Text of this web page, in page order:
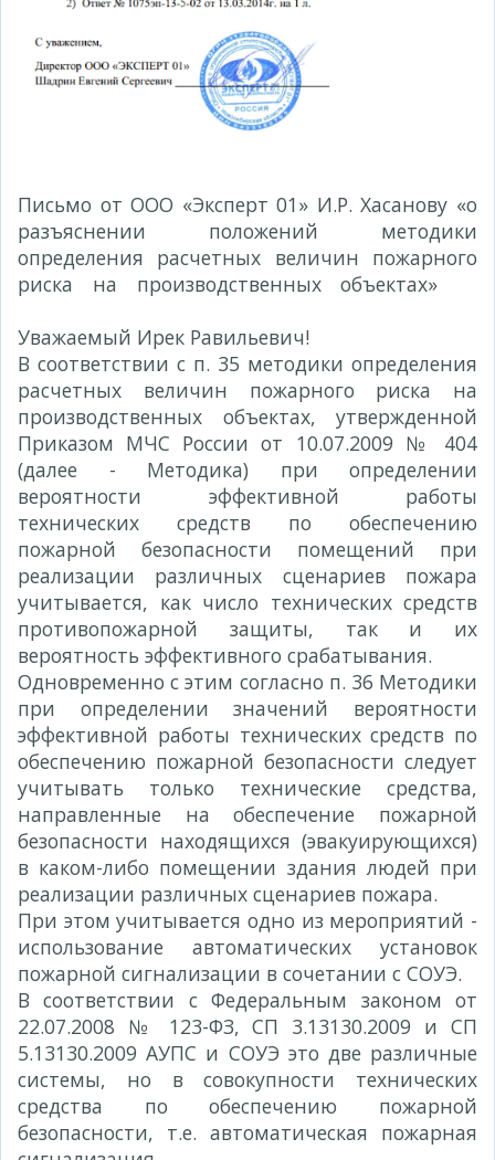
Письмо от ООО «Эксперт 01» И.Р. Хасанову «о
разъяснении положений методики
определения расчетных величин пожарного
риска на производственных объектах»
Уважаемый Ирек Равильевич!
В соответствии с п. 35 методики определения
расчетных величин пожарного риска на
производственных объектах, утвержденной
Приказом МЧС России от 10.07.2009 № 404
(далее - Методика) при определении
вероятности эффективной работы
технических средств по обеспечению
пожарной безопасности помещений при
реализации различных сценариев пожара
учитывается, как число технических средств
противопожарной защиты, так и их
вероятность эффективного срабатывания.
Одновременно с этим согласно п. 36 Методики
при определении значений вероятности
эффективной работы технических средств по
обеспечению пожарной безопасности следует
учитывать только технические средства,
направленные на обеспечение пожарной
безопасности находящихся (эвакуирующихся)
в каком-либо помещении здания людей при
реализации различных сценариев пожара.
При этом учитывается одно из мероприятий -
использование автоматических установок
пожарной сигнализации в сочетании с СОУЭ.
В соответствии с Федеральным законом от
22.07.2008 № 123-ФЗ, СП 3.13130.2009 и СП
5.13130.2009 АУПС и СОУЭ это две различные
системы, но в совокупности технических
средства по обеспечению пожарной
безопасности, т.е. автоматическая пожарная